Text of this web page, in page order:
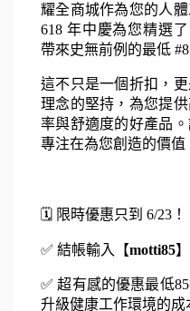
耀全商城作為您的人
618 年中慶為您精選
帶來史無前例的最低
這不只是一個折扣，
理念的堅持，為您提
率與舒適度的好產品
專注在為您創造的價值
🗓️ 限時優惠只到 6/23！
✅ 結帳輸入【motti85】
✅ 超有感的優惠最低
升級健康工作環境的成